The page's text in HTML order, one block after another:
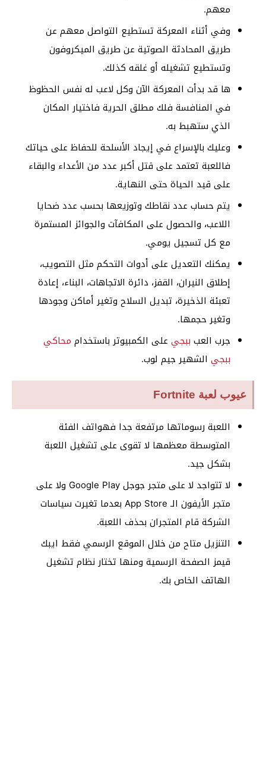
معهم.
وفي أثناء المعركة تستطيع التواصل معهم عن
طريق المحادثة الصوتية عن طريق الميكروفون
وتستطيع تشغيله أو غلقه كذلك.
ها قد بدأت المعركة الآن وكل لاعب له نفس الحظوظ
في المنافسة فلك مطلق الحرية فاختيار المكان
الذي ستهبط به.
وعليك بالإسراع في إيجاد الأسلحة للحفاظ على حياتك
فاللعبة تعتمد على قتل أكبر عدد من الأعداء والبقاء
على قيد الحياة حتى النهاية.
يتم حساب عدد نقاطك وتوزيعها بحسب عدد ضحايا
اللاعب، والحصول على المكافآت والجوائز المستمرة
مع كل تسجيل يومي.
يمكنك التعديل على أدوات التحكم مثل التصويب،
إطلاق النيران، القفز، دائرة الاتجاهات، البناء، إعادة
تعبئة الذخيرة، تبديل السلاح وتغير أماكن وجودها
وتغير حجمها.
جرب العب ببجي على الكمبيوتر باستخدام محاكي
ببجي الشهير جيم لوب.
عيوب لعبة Fortnite
اللعبة رسوماتها مرتفعة جدا فهواتف الفئة
المتوسطة معظمها لا تقوى على تشغيل اللعبة
بشكل جيد.
لا تتواجد لا على متجر جوجل Google Play ولا على
متجر الأيفون الـ App Store بعدما تغيرت سياسات
الشركة قام المتجران بحذف اللعبة.
التنزيل متاح من خلال الموقع الرسمي فقط ايبك
قيمز الصفحة الرسمية ومنها تختار نظام تشغيل
الهاتف الخاص بك.